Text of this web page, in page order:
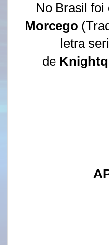
No Brasil
Morcego
letra
de